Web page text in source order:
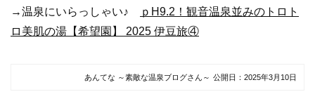
→温泉にいらっしゃい♪
ｐH9.2！観音温泉並みのトロト
ロ美肌の湯【希望園】 2025 伊豆旅④
あんてな ～素敵な温泉ブログさん～ 公開日： 2025年3月10日